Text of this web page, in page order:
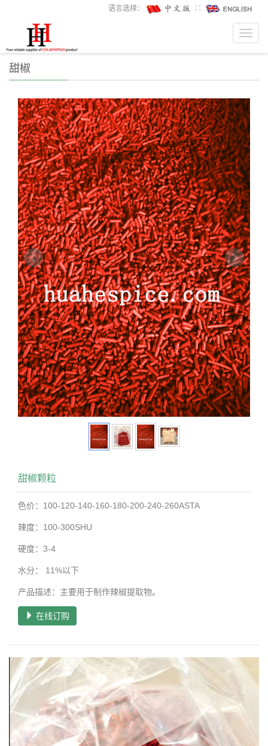
语言选择： ∷
甜椒
甜椒颗粒
色价：100-120-140-160-180-200-240-260ASTA
辣度：100-300SHU
硬度：3-4
水分： 11%以下
产品描述：主要用于制作辣椒提取物。
在线订购